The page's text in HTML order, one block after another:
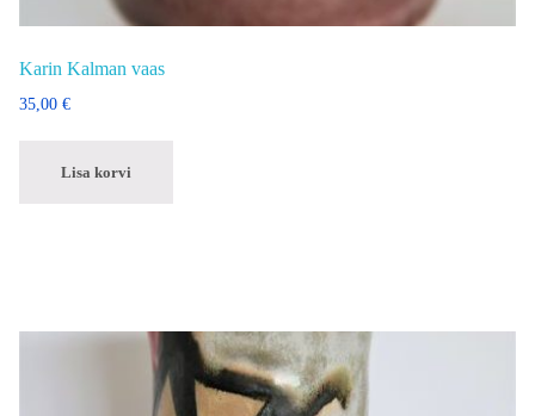
Karin Kalman vaas
35,00 €
Lisa korvi